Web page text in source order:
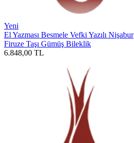
Yeni
El Yazması Besmele Vefki Yazılı Nişabur
Firuze Taşı Gümüş Bileklik
6.848,00 TL